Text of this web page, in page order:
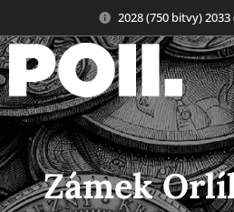
2028 (750 bitvy)
Zámek